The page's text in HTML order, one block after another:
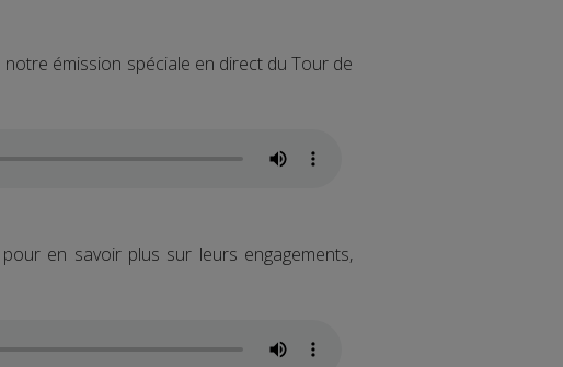
émission spéciale en direct du Tour de
en savoir plus sur leurs engagements,